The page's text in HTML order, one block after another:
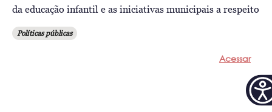
da educação infantil e as iniciativas municipais a respeito
Políticas públicas
Acessar